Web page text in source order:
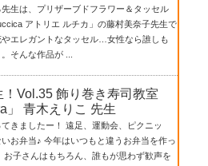
生は、プリザーブドフラワー＆タッセル
アトリエ ルチカ」の藤村美奈子先生で
エレガントなタッセル…女性なら誰しも
そんな作品が ...
！Vol.35 飾り巻き寿司教室
」 青木えりこ 先生
きましたー！ 遠足、運動会、ピクニッ
お弁当♪ 今年はいつもと違うお弁当を作っ
お子さんはもちろん、誰もが思わず歓声を